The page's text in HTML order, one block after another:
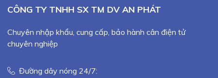
CÔNG TY TNHH SX TM DV AN PHÁT
Chuyên nhập khẩu, cung cấp, bảo hành cân điện tử
chuyên nghiệp
Đường dây nóng 24/7: